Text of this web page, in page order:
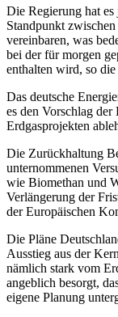
Die Regierung hat es
Standpunkt
vereinbaren, was
bei der für morgen
enthalten wird, so
Das deutsche
es den Vorschlag
Erdgasprojekten
Die Zurückhaltung
unternommenen
wie Biomethan und
Verlängerung der
der Europäischen
Die Pläne
Ausstieg aus der
nämlich stark vom
angeblich besorgt,
eigene Planung